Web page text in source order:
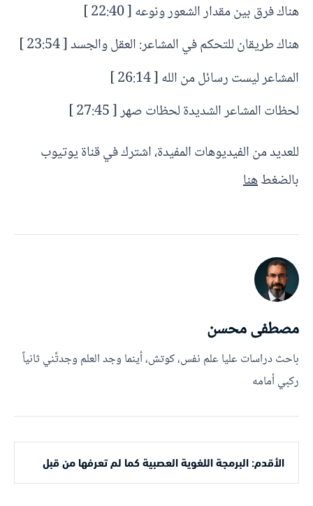
هناك فرق بين مقدار الشعور ونوعه [ 22:40 ]
هناك طريقان للتحكم في المشاعر: العقل والجسد [ 23:54 ]
المشاعر ليست رسائل من الله [ 26:14 ]
لحظات المشاعر الشديدة لحظات صهر [ 27:45 ]
للعديد من الفيديوهات المفيدة، اشترك في قناة يوتيوب
بالضغطهنا
مصطفى محسن
باحث دراسات عليا علم نفس، كوتش، أينما وجد العلم وجدتَّني ثانياً
ركبي أمامه
الأقدم: البرمجة اللغوية العصبية كما لم تعرفها من قبل